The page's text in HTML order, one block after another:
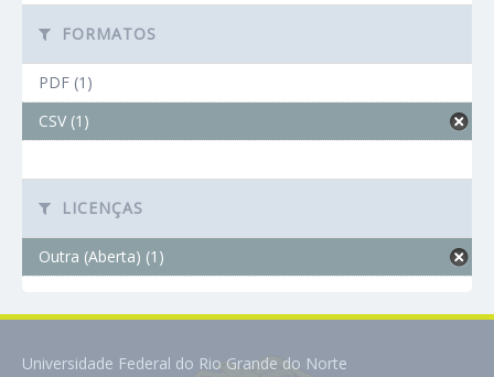
FORMATOS
PDF (1)
CSV (1)
LICENÇAS
Outra (Aberta) (1)
Universidade Federal do Rio Grande do Norte